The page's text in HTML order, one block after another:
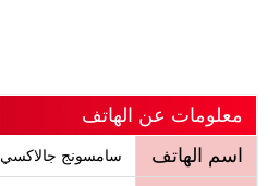
معلومات عن الهاتف
اسم الهاتف
سامسونج جالاكسي M35